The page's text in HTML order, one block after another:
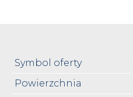
Symbol oferty
Powierzchnia